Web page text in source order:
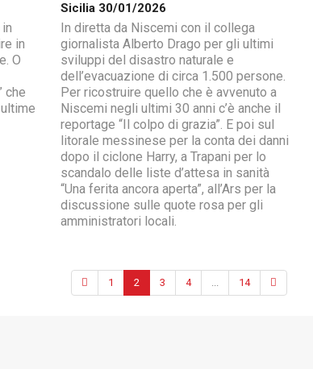
in
O
che
Sicilia 30/01/2026
In diretta da Niscemi con il collega
giornalista Alberto Drago per gli ultimi
sviluppi del disastro naturale e
dell’evacuazione di circa 1.500 persone.
Per ricostruire quello che è avvenuto a
Niscemi negli ultimi 30 anni c’è anche il
reportage “Il colpo di grazia”. E poi sul
litorale messinese per la conta dei danni
dopo il ciclone Harry, a Trapani per lo
scandalo delle liste d’attesa in sanità
“Una ferita ancora aperta”, all’Ars per la
discussione sulle quote rosa per gli
amministratori locali.
1 2 3 4 ... 14